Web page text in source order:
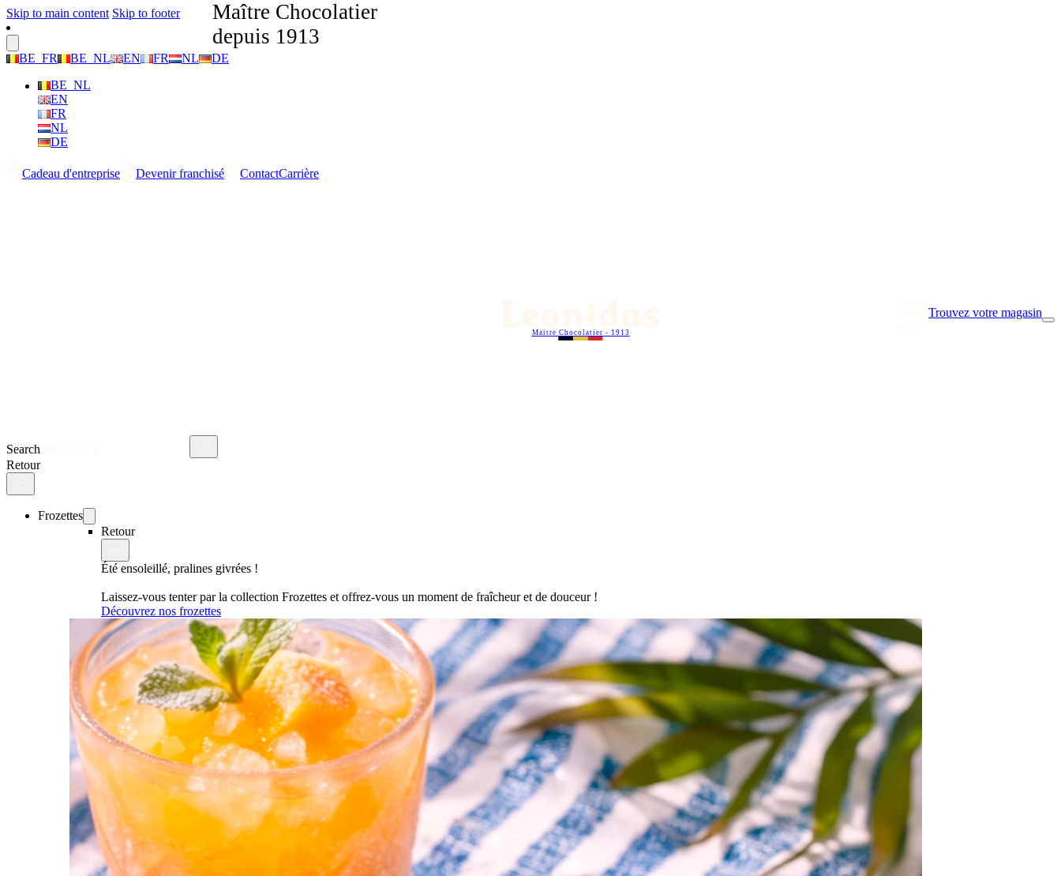
Skip to main content Skip to footer
BE_FR BE_NL EN FR NL
DE
BE_NL
EN
FR
NL
DE
Cadeau d'entreprise Devenir franchisé ContactCarrière
Search
Maitre Chocolatier - 1913
Trouvez votre magasin
Retour
Frozettes
Retour
Été ensoleillé, pralines givrées !
Laissez-vous tenter par la collection Frozettes et offrez-vous un moment de fraîcheur et de douceur !
Découvrez nos frozettes
Maître Chocolatier
depuis 1913